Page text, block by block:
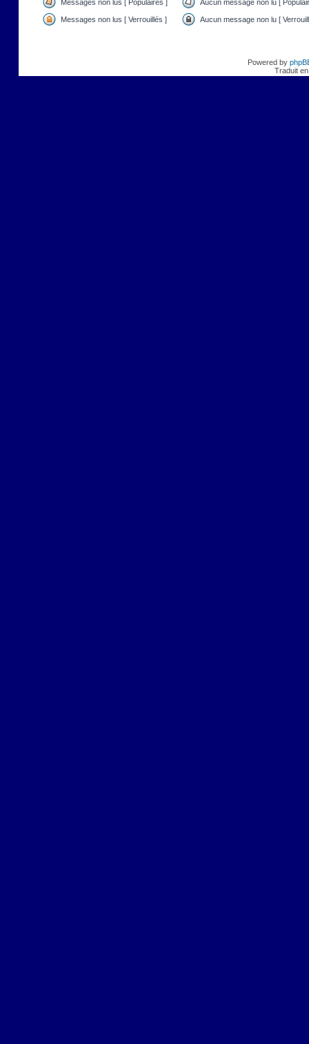
Messages non lus [ Populaires ] Aucun message non lu [
Messages non lus [ Verrouillés ] Aucun message non lu [
Powered by
Traduit